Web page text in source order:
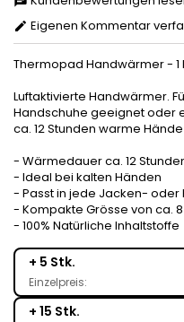
Eigenen Kommentar
Thermopad Handwärmer - 1
Luftaktivierte Handwärmer.
Handschuhe geeignet oder
ca. 12 Stunden warme
- Wärmedauer ca. 12
- Ideal bei kalten Händen
- Passt in jede Jacken- oder
- Kompakte Grösse von ca. 8
- 100% Natürliche Inhaltstoffe
+ 5 Stk.
Einzelpreis:
+ 15 Stk.